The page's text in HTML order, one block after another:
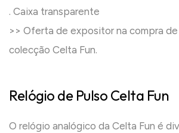
. Caixa transparente
>> Oferta de expositor na compra
colecção Celta Fun.
Relógio de Pulso Celta Fun
O relógio analógico da Celta Fun é